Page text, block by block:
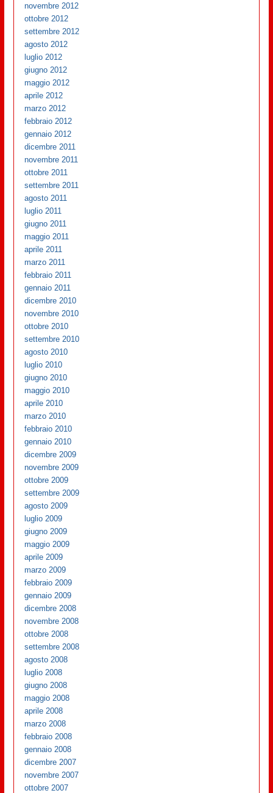
novembre 2012
ottobre 2012
settembre 2012
agosto 2012
luglio 2012
giugno 2012
maggio 2012
aprile 2012
marzo 2012
febbraio 2012
gennaio 2012
dicembre 2011
novembre 2011
ottobre 2011
settembre 2011
agosto 2011
luglio 2011
giugno 2011
maggio 2011
aprile 2011
marzo 2011
febbraio 2011
gennaio 2011
dicembre 2010
novembre 2010
ottobre 2010
settembre 2010
agosto 2010
luglio 2010
giugno 2010
maggio 2010
aprile 2010
marzo 2010
febbraio 2010
gennaio 2010
dicembre 2009
novembre 2009
ottobre 2009
settembre 2009
agosto 2009
luglio 2009
giugno 2009
maggio 2009
aprile 2009
marzo 2009
febbraio 2009
gennaio 2009
dicembre 2008
novembre 2008
ottobre 2008
settembre 2008
agosto 2008
luglio 2008
giugno 2008
maggio 2008
aprile 2008
marzo 2008
febbraio 2008
gennaio 2008
dicembre 2007
novembre 2007
ottobre 2007